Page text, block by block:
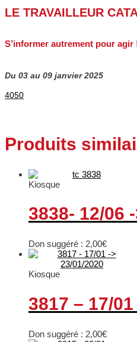
LE TRAVAILLEUR
S’informer autrement pour agir
Du 03 au 09 janvier 2025
4050
Produits
Kiosque
3838- 12/06
Don suggéré : 2,00€
Kiosque
3817 – 17/
Don suggéré : 2,00€